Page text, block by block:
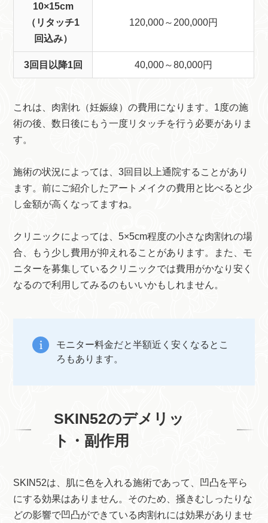
10×15cm
（リタッチ1
回込み）
120,000～200,000円
3回目以降1回 40,000～80,000円
これは、肉割れ（妊娠線）の費用になります。1度の施
術の後、数日後にもう一度リタッチを行う必要がありま
す。
施術の状況によっては、3回目以上通院することがあり
ます。前にご紹介したアートメイクの費用と比べると少
し金額が高くなってますね。
クリニックによっては、5×5cm程度の小さな肉割れの場
合、もう少し費用が抑えれることがあります。また、モ
ニターを募集しているクリニックでは費用がかなり安く
なるので利用してみるのもいいかもしれません。
モニター料金だと半額近く安くなるとこ
ろもあります。
SKIN52のデメリッ
ト・副作用
SKIN52は、肌に色を入れる施術であって、凹凸を平ら
にする効果はありません。そのため、掻きむしったりな
どの影響で凹凸ができている肉割れには効果がありませ